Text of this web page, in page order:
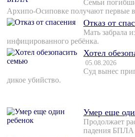
Семьи
Архипо-Осиповке получают первые
Отказ от
Мать забрала
инфицированного ребёнка.
Хотел
05.08.2026
Суд вынес
дикое убийство.
Умер еще
Продолжает
падения БПЛА